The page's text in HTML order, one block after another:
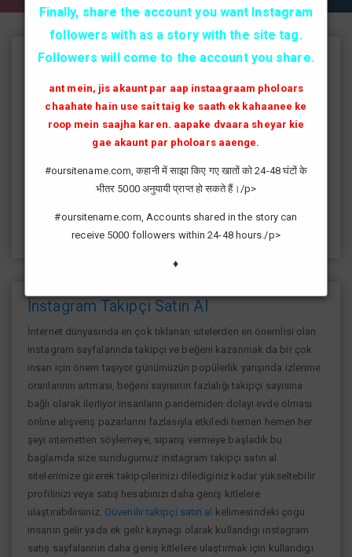
Instagram Takipçi Hilesi
instagram'da artık yüksek takipçi kasmak eskisi kadar zor değil
günümüzde bir çok kullanıcının yüksek takipçiye ulaşması ve
fenomen yolunda ilerlemesi daha da kolaylaşmıştır.instagram
fenomeni ne gibi fayda sağlar?öncelikle bir çok kişi meslek
sağlamaktadır.Sizlerde yüksek sayıda takipçiye ulaşmak
istiyorsanız sitemize giriş yaparak sizlere verilen ücretsiz
kredilerden her gün yararlanıp sayfanızı yüksek seviyelere
ulaştırabilirsiniz.
İnstagram Takipçi Satın Al
İnternet dünyasında en çok tıklanan sitelerden en önemlisi olan
instagram sayfalarında takipçi ve beğeni kazanmak da bir çok
insan için önem taşıyor günümüzün popülerlik yarışında izlenme
oranlarının artması, beğeni sayısının fazlalığı takipçi sayısına
bağlı olarak ilerliyor insanların pandemiden dolayı evde olması
online alışverış pazarlarını fazlasıyla etkiledi hemen hemen her
şeyi internetten söylemeye, sipariş vermeye başladık bu
baglamda size sundugumuz instagram takipçi satın al
sitelerimize girerek takipçilerinizi dilediginiz kadar yükseltebilir
profilinizi veya satış hesabınızı daha geniş kitlelere
ulaştırabilirsiniz. Güvenilir takipçi satın al
kelimesindeki çogu
insanın gelir yada ek gelir kaynagı olarak kullandıgı instagram
satış sayfalarının daha geniş kitlelere ulaştırmak için kullandıgı
Finally, share the account you want Instagram
followers with as a story with the site tag.
Followers will come to the account you share.
ant mein, jis akaunt par aap instaagraam pholoars
chaahate hain use sait taig ke saath ek kahaanee ke
roop mein saajha karen. aapake dvaara sheyar kie
gae akaunt par pholoars aaenge.
#oursitename.com, कहानी में साझा किए गए खातों को 24-48 घंटों के
भीतर 5000 अनुयायी प्राप्त हो सकते हैं।/p>
#oursitename.com, Accounts shared in the story can
receive 5000 followers within 24-48 hours./p>
♦